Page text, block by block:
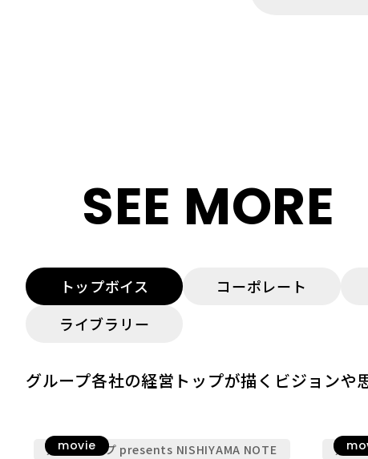
SEE MORE
トップボイス コーポレート
ライブラリー
グループ各社の経営トップが描くビジョンや
movie
九電グループ presents NISHIYAMA NOTE 九電